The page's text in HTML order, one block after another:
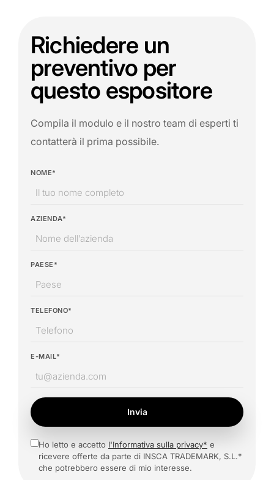
Richiedere un
preventivo per
questo espositore
Compila il modulo e il nostro team di esperti ti
contatterà il prima possibile.
NOME*
AZIENDA*
PAESE*
TELEFONO*
E-MAIL*
Invia
Ho letto e accetto l'Informativa sulla privacy* e
ricevere offerte da parte di INSCA TRADEMARK, S.L.*
che potrebbero essere di mio interesse.